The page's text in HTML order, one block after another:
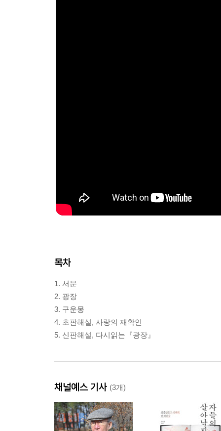
목차
1. 서문
2. 광장
3. 구운몽
4. 초판해설, 사랑의 재확인
5. 신판해설, 다시읽는『광장』
채널예스 기사 (3개)